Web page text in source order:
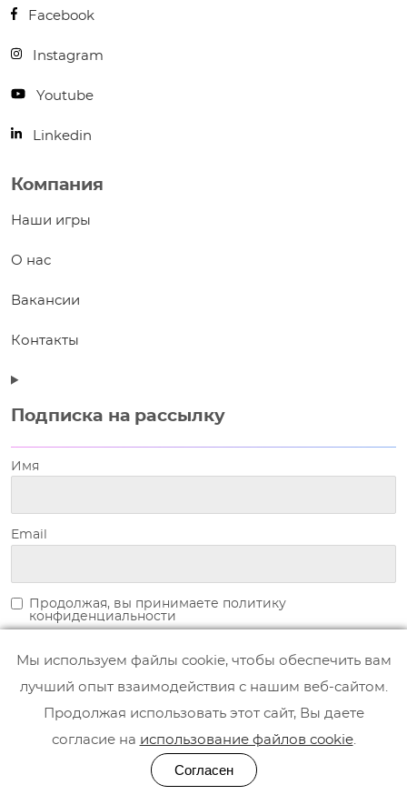
Facebook
Instagram
Youtube
Linkedin
Компания
Наши игры
О нас
Вакансии
Контакты
Подписка на рассылку
Имя
Email
Продолжая, вы принимаете политику
конфиденциальности
Мы используем файлы cookie, чтобы обеспечить вам
лучший опыт взаимодействия с нашим веб-сайтом.
Продолжая использовать этот сайт, Вы даете
согласие на использование файлов cookie.
Согласен